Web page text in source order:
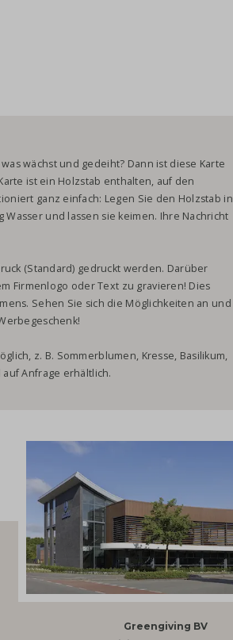
wächst und gedeiht? Dann ist diese Karte
ist ein Holzstab enthalten, auf den
ganz einfach: Legen Sie den Holzstab in
und lassen sie keimen. Ihre Nachricht
(Standard) gedruckt werden. Darüber
Firmenlogo oder Text zu gravieren! Dies
Sehen Sie sich die Möglichkeiten an und
z. B. Sommerblumen, Kresse, Basilikum,
Anfrage erhältlich.
Greengiving BV